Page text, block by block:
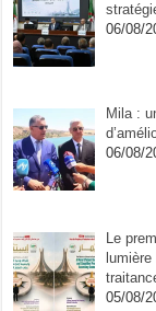
06/08/
Mila :
06/08/
Le
lumière
05/08/